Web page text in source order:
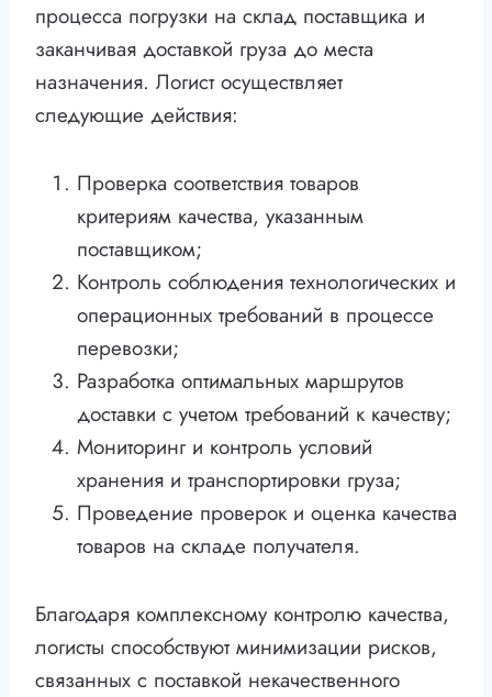
процесса погрузки на склад поставщика и
заканчивая доставкой груза до места
назначения. Логист осуществляет
следующие действия:
Проверка соответствия товаров
критериям качества, указанным
поставщиком;
Контроль соблюдения технологических и
операционных требований в процессе
перевозки;
Разработка оптимальных маршрутов
доставки с учетом требований к качеству;
Мониторинг и контроль условий
хранения и транспортировки груза;
Проведение проверок и оценка качества
товаров на складе получателя.
Благодаря комплексному контролю качества,
логисты способствуют минимизации рисков,
связанных с поставкой некачественного